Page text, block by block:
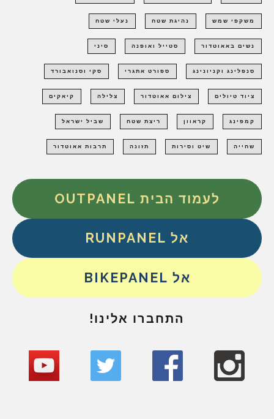
משקפי שמש נהיגת שטח נעלי שטח
נשים באאוטדור סטייל ואופנה סיני
סנפלינג וקניונינג ספורט אתגרי סקי וסנואבורד
ציוד טיולים צילום אאוטדור צלילה קיאקים
קמפינג קראוון ריצת שטח שביל ישראל
שחייה שיט וסירות תזונה תרבות אאוטדור
לעמוד הבית OUTPANEL
אל RUNPANEL
אל BIKEPANEL
התחברו אלינו!